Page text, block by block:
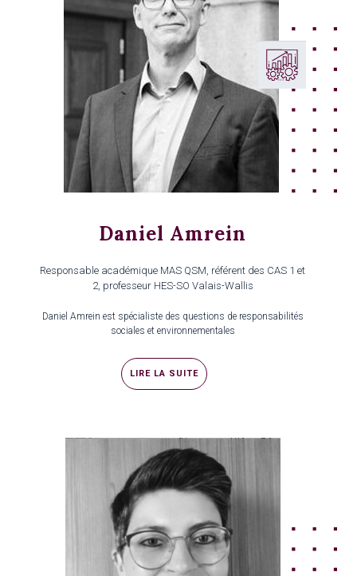
Daniel Amrein
Responsable académique MAS QSM, référent des CAS 1 et
2, professeur HES-SO Valais-Wallis
Daniel Amrein est spécialiste des questions de responsabilités
sociales et environnementales
LIRE LA SUITE